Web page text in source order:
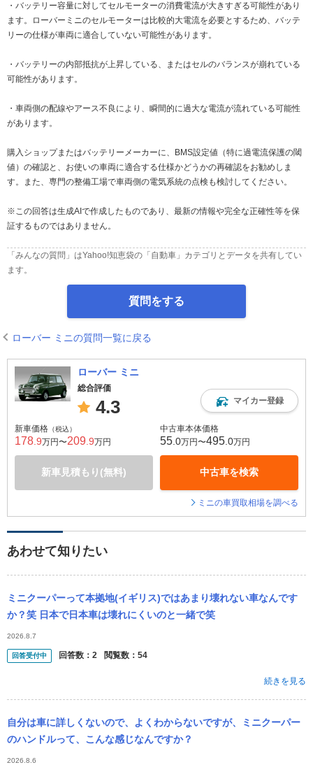
・バッテリー容量に対してセルモーターの消費電流が大きすぎる可能性があり
ます。ローバーミニのセルモーターは比較的大電流を必要とするため、バッテ
リーの仕様が車両に適合していない可能性があります。
・バッテリーの内部抵抗が上昇している、またはセルのバランスが崩れている
可能性があります。
・車両側の配線やアース不良により、瞬間的に過大な電流が流れている可能性
があります。
購入ショップまたはバッテリーメーカーに、BMS設定値（特に過電流保護の閾
値）の確認と、お使いの車両に適合する仕様かどうかの再確認をお勧めしま
す。また、専門の整備工場で車両側の電気系統の点検も検討してください。
※この回答は生成AIで作成したものであり、最新の情報や完全な正確性等を保
証するものではありません。
「みんなの質問」はYahoo!知恵袋の「自動車」カテゴリとデータを共有してい
ます。
質問をする
ローバー ミニの質問一覧に戻る
ローバー ミニ
総合評価
4.3 マイカー登録
新車価格 （税込）
178 .9万円〜209 .9万円
新車見積もり(無料)
中古車本体価格
55 .0万円〜495 .0万円
中古車を検索
ミニの車買取相場を調べる
あわせて知りたい
ミニクーパーって本拠地(イギリス)ではあまり壊れない車なんです
か？笑 日本で日本車は壊れにくいのと一緒で笑
2026.8.7
回答受付中 回答数： 2 閲覧数： 54
続きを見る
自分は車に詳しくないので、よくわからないですが、ミニクーパー
のハンドルって、こんな感じなんですか？
2026.8.6